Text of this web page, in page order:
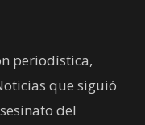
periodística,
que siguió
del